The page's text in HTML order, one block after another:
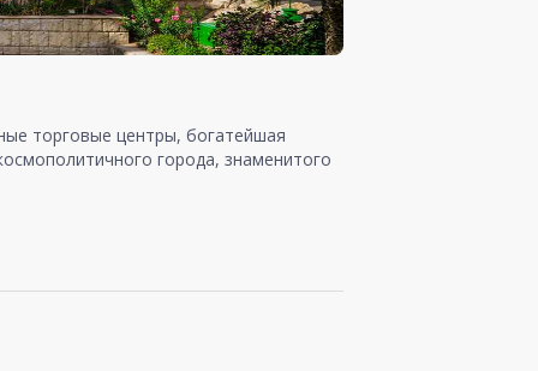
торговые центры, богатейшая
города, знаменитого